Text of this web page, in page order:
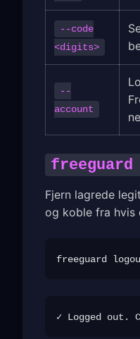
--code
<digits>
--
account
Fjern lagrede
og koble fra hvis